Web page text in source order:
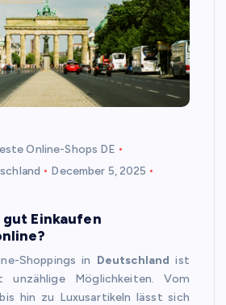
Online-Shops DE
December 5, 2025
gut Einkaufen
Shoppings in Deutschland ist
Möglichkeiten. Vom
hin zu Luxusartikeln lässt sich